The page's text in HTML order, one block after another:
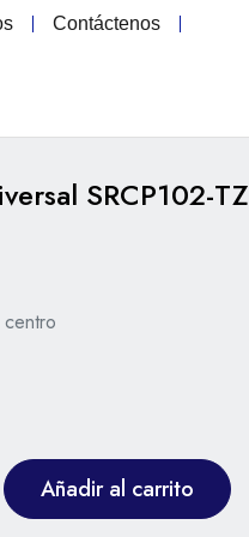
Contáctenos
SRCP102-TZ
centro
Añadir al carrito